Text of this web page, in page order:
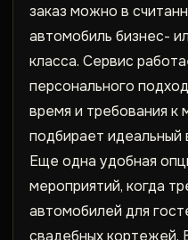
заказ можно в
автомобиль бизнес-
класса. Сервис
персонального
время и требования к
подбирает идеальный
Еще одна удобная
мероприятий, когда
автомобилей для
свадебных кортежей.